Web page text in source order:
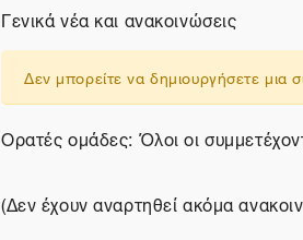
Γενικά νέα και ανακοινώσεις
Δεν μπορείτε να δημιουργήσετε μια
Ορατές ομάδες: Όλοι οι
(Δεν έχουν αναρτηθεί ακόμα